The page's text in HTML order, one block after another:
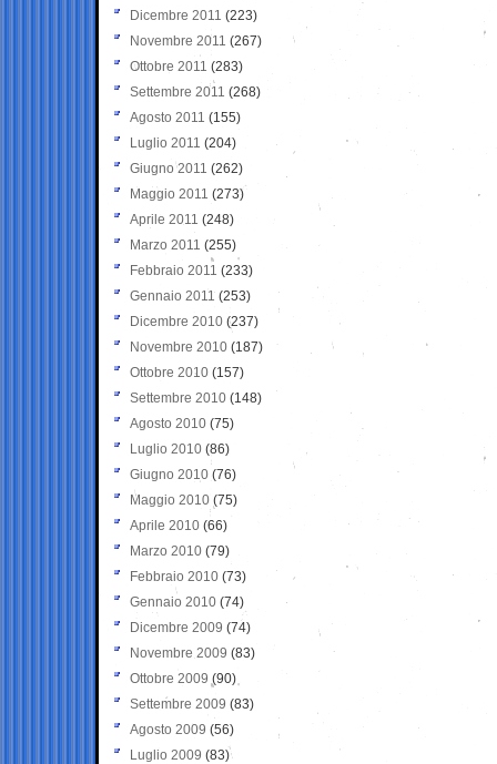
Dicembre 2011 (223)
Novembre 2011 (267)
Ottobre 2011 (283)
Settembre 2011 (268)
Agosto 2011 (155)
Luglio 2011 (204)
Giugno 2011 (262)
Maggio 2011 (273)
Aprile 2011 (248)
Marzo 2011 (255)
Febbraio 2011 (233)
Gennaio 2011 (253)
Dicembre 2010 (237)
Novembre 2010 (187)
Ottobre 2010 (157)
Settembre 2010 (148)
Agosto 2010 (75)
Luglio 2010 (86)
Giugno 2010 (76)
Maggio 2010 (75)
Aprile 2010 (66)
Marzo 2010 (79)
Febbraio 2010 (73)
Gennaio 2010 (74)
Dicembre 2009 (74)
Novembre 2009 (83)
Ottobre 2009 (90)
Settembre 2009 (83)
Agosto 2009 (56)
Luglio 2009 (83)